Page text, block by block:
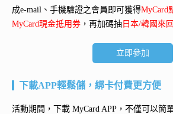
成e-mail、手機驗證之會員即可獲得MyCard
MyCard現金抵用券 ，再加碼抽 日本/韓國來
立即參加
下載APP輕鬆儲，綁卡付費更方便
活動期間，下載 MyCard APP，不僅可以簡